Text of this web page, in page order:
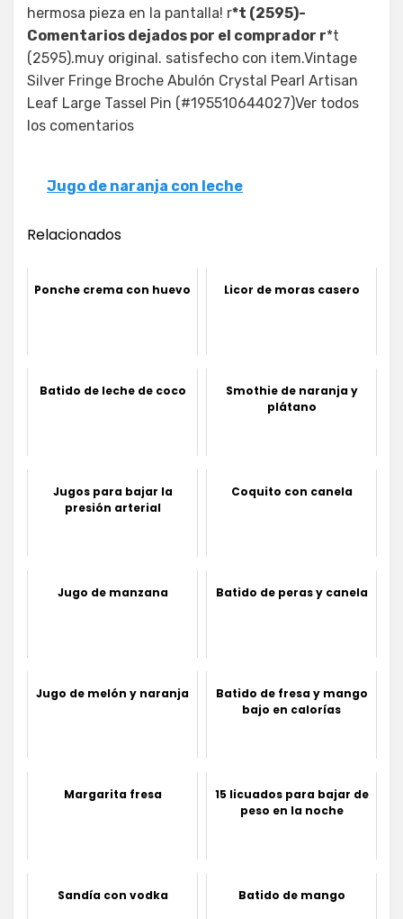
hermosa pieza en la pantalla! r*t (2595)-
Comentarios dejados por el comprador r*t
(2595).muy original. satisfecho con item.Vintage
Silver Fringe Broche Abulón Crystal Pearl Artisan
Leaf Large Tassel Pin (#195510644027)Ver todos
los comentarios
Jugo de naranja con leche
Relacionados
Ponche crema con huevo Licor de moras casero
Batido de leche de coco
Smothie de naranja y
plátano
Jugos para bajar la
presión arterial
Coquito con canela
Jugo de manzana Batido de peras y canela
Jugo de melón y naranja
Batido de fresa y mango
bajo en calorías
Margarita fresa
15 licuados para bajar de
peso en la noche
Sandía con vodka Batido de mango